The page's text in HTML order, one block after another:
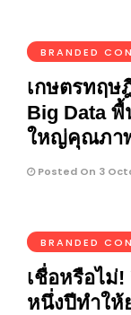
BRANDED
เกษตรทฤษ
Big Data
ใหญ่คุณภา
Posted On 3
BRANDED
เชื่อหรือไม่
หนึ่งปีทำให้